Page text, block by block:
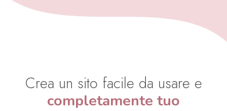
Crea un sito facile da usare e
completamente tuo